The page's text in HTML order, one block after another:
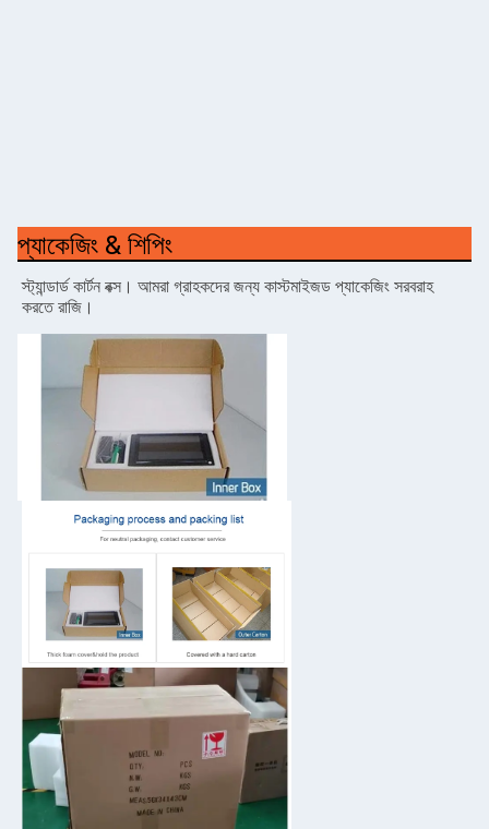
প্যাকেজিং & শিপিং
স্ট্যান্ডার্ড কার্টন বক্স। আমরা গ্রাহকদের জন্য কাস্টমাইজড প্যাকেজিং সরবরাহ
করতে রাজি।